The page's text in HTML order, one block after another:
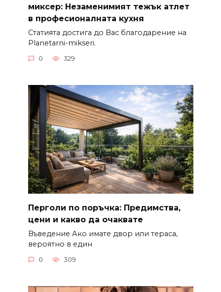
миксер: Незаменимият тежък атлет
в професионалната кухня
Статията достига до Вас благодарение на
Planetarni-mikseri.
0 329
Перголи по поръчка: Предимства,
цени и какво да очаквате
Въведение Ако имате двор или тераса,
вероятно в един
0 309